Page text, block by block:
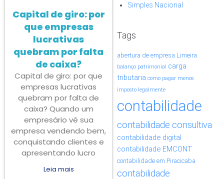
Capital de giro: por
que empresas
lucrativas
quebram por falta
de caixa?
Capital de giro: por que
empresas lucrativas
quebram por falta de
caixa? Quando um
empresário vê sua
empresa vendendo bem,
conquistando clientes e
apresentando lucro
Leia mais
Simples Nacional
Tags
abertura de empresa Limeira
balanço patrimonial carga
tributaria como pagar menos
imposto legalmente
contabilidade
contabilidade consultiva
contabilidade digital
contabilidade EMCONT
contabilidade em Piracicaba
contabilidade